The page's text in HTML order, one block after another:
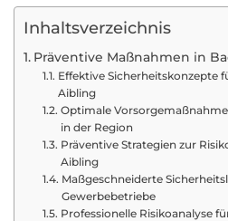
Inhaltsverzeichnis
Präventive Maßnahmen in
Effektive Sicherheitskonzepte
Aibling
Optimale
in der Region
Präventive Strategien zur
Aibling
Maßgeschneiderte
Gewerbebetriebe
Professionelle Risikoanalyse